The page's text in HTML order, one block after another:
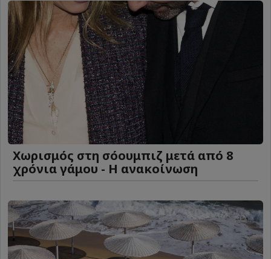
Χωρισμός στη σόουμπιζ μετά από 8
χρόνια γάμου - Η ανακοίνωση